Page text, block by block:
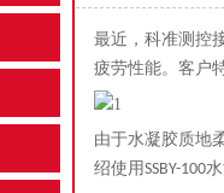
最近，科准测控
疲劳性能。客户
由于水凝胶质地
绍使用SSBY-100